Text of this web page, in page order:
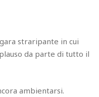
straripante in cui
da parte di tutto il
ambientarsi.